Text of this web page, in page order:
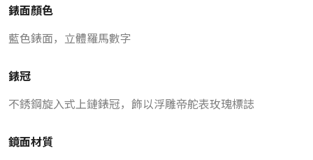
錶面顏色
藍色錶面，立體羅馬數字
錶冠
不銹鋼旋入式上鏈錶冠，飾以浮雕帝舵表玫瑰標誌
鏡面材質